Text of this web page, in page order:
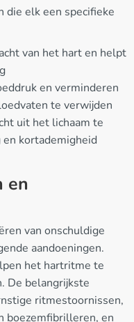
die elk een specifieke
van het hart en helpt
en verminderen
te verwijden
uit het lichaam te
kortademigheid
en
van onschuldige
aandoeningen.
het hartritme te
De belangrijkste
ritmestoornissen,
boezemfibrilleren, en